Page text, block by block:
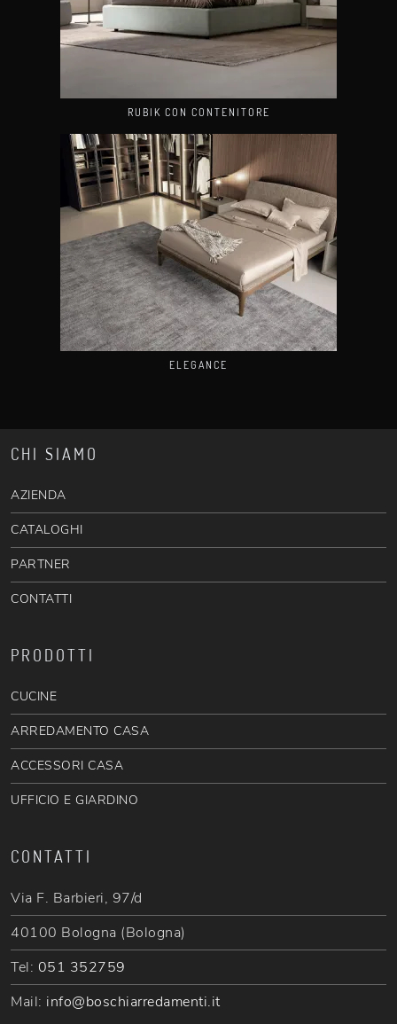
RUBIK CON CONTENITORE
ELEGANCE
CHI SIAMO
AZIENDA
CATALOGHI
PARTNER
CONTATTI
PRODOTTI
CUCINE
ARREDAMENTO CASA
ACCESSORI CASA
UFFICIO E GIARDINO
CONTATTI
Via F. Barbieri, 97/d
40100 Bologna (Bologna)
Tel: 051 352759
Mail: info@boschiarredamenti.it